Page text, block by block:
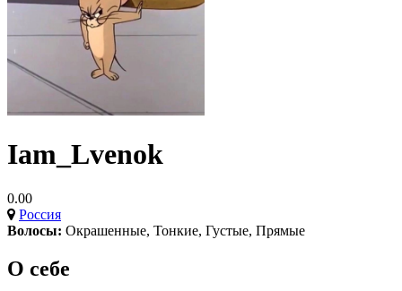
Iam_Lvenok
0.00
Россия
Волосы: Окрашенные, Тонкие, Густые, Прямые
О себе